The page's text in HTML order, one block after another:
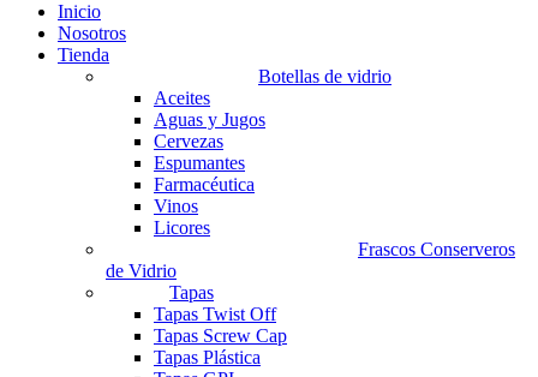
Inicio
Nosotros
Tienda
Botellas de vidrio
Aceites
Aguas y Jugos
Cervezas
Espumantes
Farmacéutica
Vinos
Licores
Frascos Conserveros
de Vidrio
Tapas
Tapas Twist Off
Tapas Screw Cap
Tapas Plástica